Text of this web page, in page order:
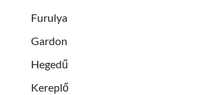
Furulya
Gardon
Hegedű
Kereplő